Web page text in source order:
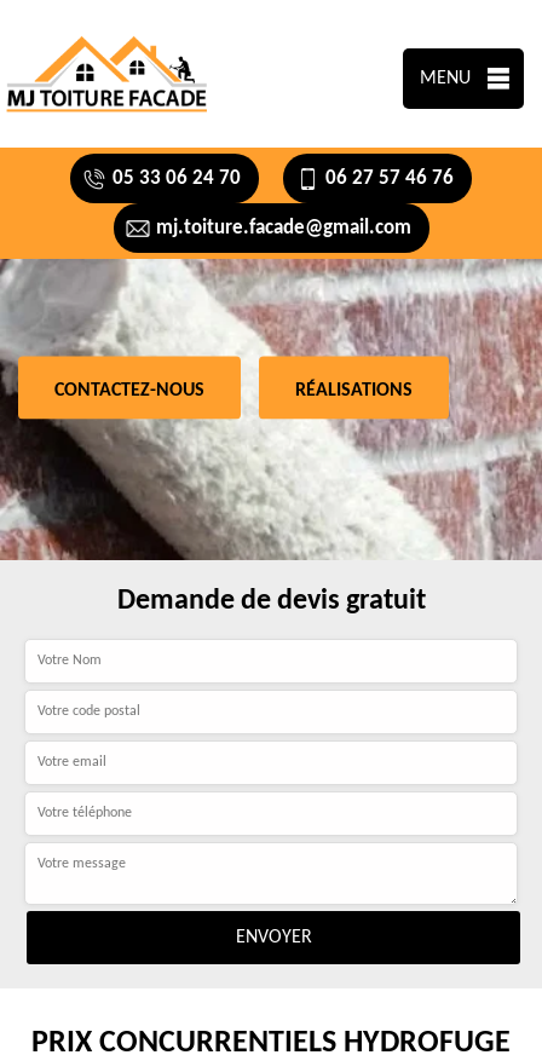
MENU
05 33 06 24 70 06 27 57 46 76
mj.toiture.facade@gmail.com
CONTACTEZ-NOUS RÉALISATIONS
Demande de devis gratuit
PRIX CONCURRENTIELS HYDROFUGE